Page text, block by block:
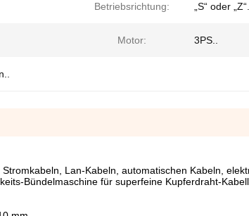
Betriebsrichtung: „S“ oder „Z“.
Motor: 3PS..
Lan-Kabeln, automatischen Kabeln,
Bündelmaschine für superfeine Kupferdraht-